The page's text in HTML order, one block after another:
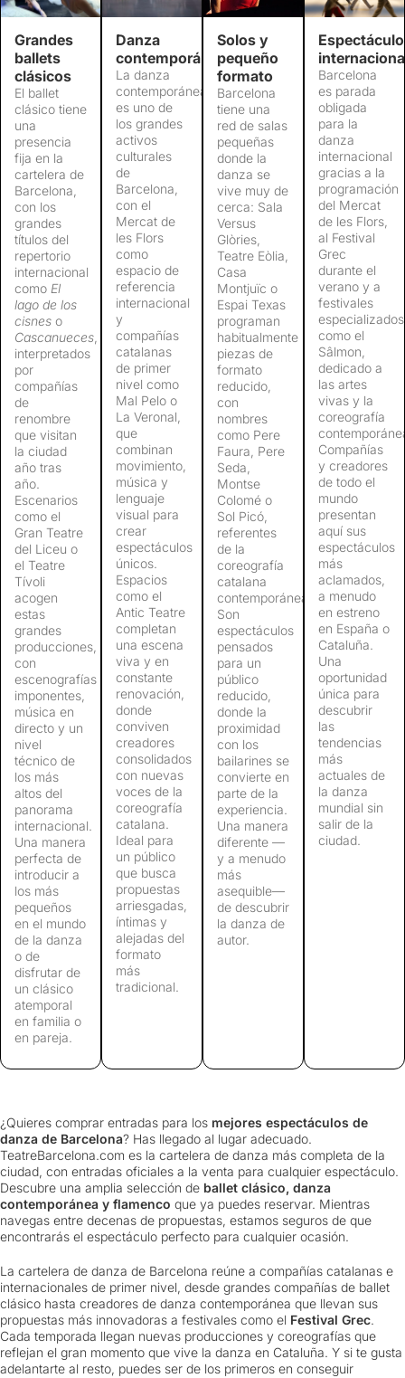
Grandes
ballets
clásicos
El ballet
clásico tiene
una
presencia
fija en la
cartelera de
Barcelona,
con los
grandes
títulos del
repertorio
internacional
como El
lago de los
cisnes o
Cascanueces
interpretados
por
compañías
de
renombre
que visitan
la ciudad
año tras
año.
Escenarios
como el
Gran Teatre
del Liceu o
el Teatre
Tívoli
acogen
estas
grandes
producciones,
con
escenografías
imponentes,
música en
directo y un
nivel
técnico de
los más
altos del
panorama
internacional.
Una manera
perfecta de
introducir a
los más
pequeños
en el mundo
de la danza
o de
disfrutar de
un clásico
atemporal
en familia o
en pareja.
Danza
contemporánea
La danza
contemporánea
es uno de
los grandes
activos
culturales
de
Barcelona,
con el
Mercat de
les Flors
como
espacio de
referencia
internacional
y
compañías
catalanas
de primer
nivel como
Mal Pelo o
La Veronal,
que
combinan
movimiento,
música y
lenguaje
visual para
crear
espectáculos
únicos.
Espacios
como el
Antic Teatre
completan
una escena
viva y en
constante
renovación,
donde
conviven
creadores
consolidados
con nuevas
voces de la
coreografía
catalana.
Ideal para
un público
que busca
propuestas
arriesgadas,
íntimas y
alejadas del
formato
más
tradicional.
Solos y
pequeño
formato
Barcelona
tiene una
red de salas
pequeñas
donde la
danza se
vive muy de
cerca: Sala
Versus
Glòries,
Teatre Eòlia,
Casa
Montjuïc o
Espai Texas
programan
habitualmente
piezas de
formato
reducido,
con
nombres
como Pere
Faura, Pere
Seda,
Montse
Colomé o
Sol Picó,
referentes
de la
coreografía
catalana
contemporánea.
Son
espectáculos
pensados
para un
público
reducido,
donde la
proximidad
con los
bailarines se
convierte en
parte de la
experiencia.
Una manera
diferente —
y a menudo
más
asequible—
de descubrir
la danza de
autor.
Barcelona
es parada
obligada
para la
danza
internacional
gracias a la
programación
del Mercat
de les Flors,
al Festival
Grec
durante el
verano y a
festivales
especializados
como el
Sâlmon,
dedicado a
las artes
vivas y la
coreografía
Compañías
y creadores
de todo el
mundo
presentan
aquí sus
espectáculos
más
aclamados,
a menudo
en estreno
en España o
Cataluña.
Una
oportunidad
única para
descubrir
las
tendencias
más
actuales de
la danza
mundial sin
salir de la
ciudad.
¿Quieres comprar entradas para los mejores espectáculos de
danza de Barcelona? Has llegado al lugar adecuado.
TeatreBarcelona.com es la cartelera de danza más completa de la
ciudad, con entradas oficiales a la venta para cualquier espectáculo.
Descubre una amplia selección de ballet clásico, danza
contemporánea y flamenco que ya puedes reservar. Mientras
navegas entre decenas de propuestas, estamos seguros de que
encontrarás el espectáculo perfecto para cualquier ocasión.
La cartelera de danza de Barcelona reúne a compañías catalanas e
internacionales de primer nivel, desde grandes compañías de ballet
clásico hasta creadores de danza contemporánea que llevan sus
propuestas más innovadoras a festivales como el Festival Grec.
Cada temporada llegan nuevas producciones y coreografías que
reflejan el gran momento que vive la danza en Cataluña. Y si te gusta
adelantarte al resto, puedes ser de los primeros en conseguir